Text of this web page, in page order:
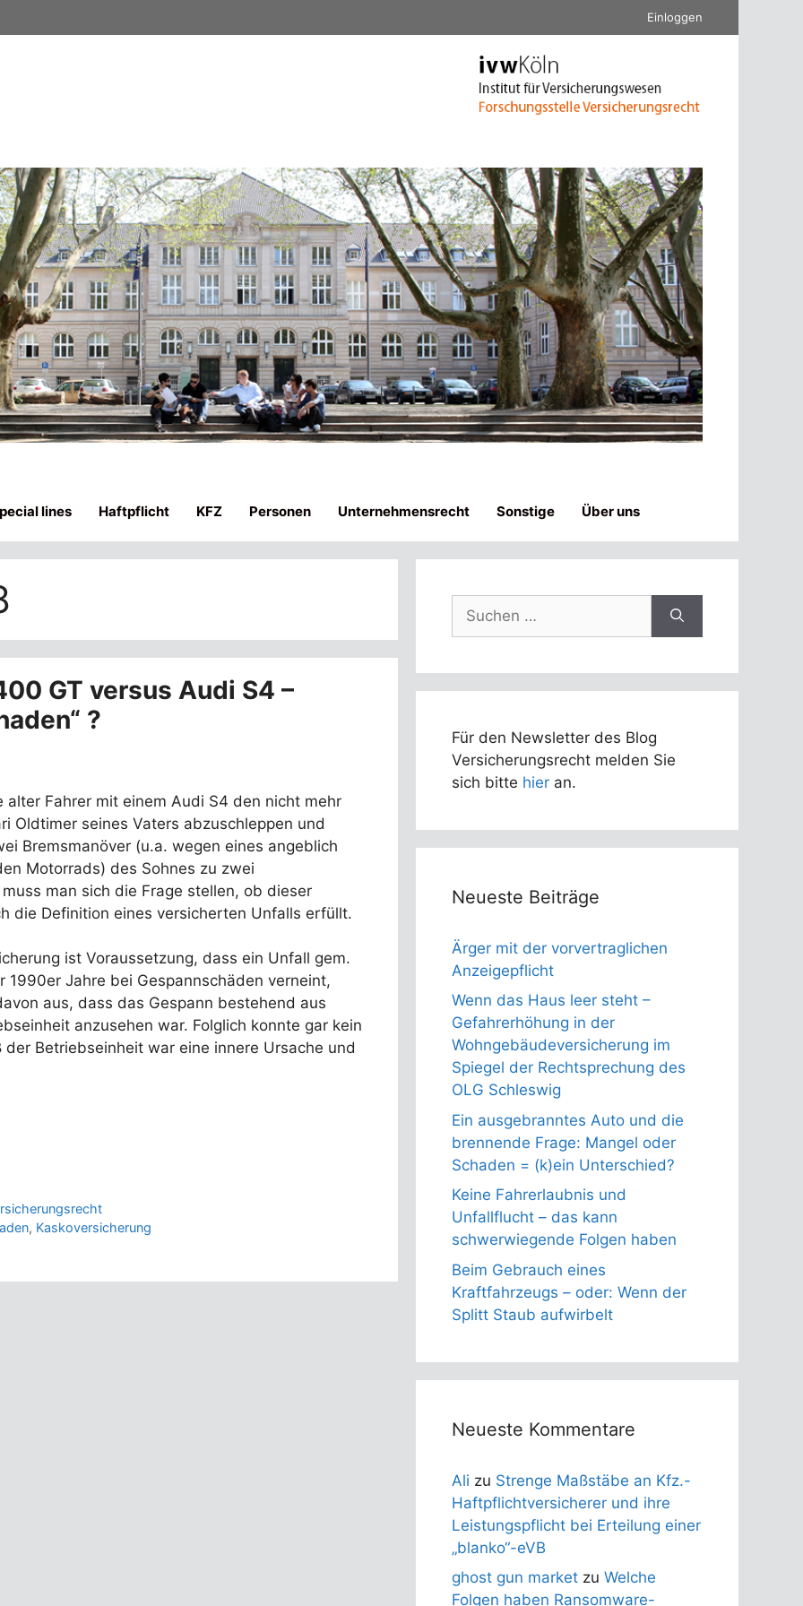
Einloggen
lines Haftpflicht KFZ Personen Unternehmensrecht Sonstige Über uns
GT versus Audi S4 –
?
Fahrer mit einem Audi S4 den nicht mehr
Oldtimer seines Vaters abzuschleppen und
Bremsmanöver (u.a. wegen eines angeblich
Motorrads) des Sohnes zu zwei
man sich die Frage stellen, ob dieser
die Definition eines versicherten Unfalls erfüllt.
ist Voraussetzung, dass ein Unfall gem.
Jahre bei Gespannschäden verneint,
aus, dass das Gespann bestehend aus
anzusehen war. Folglich konnte gar kein
Betriebseinheit war eine innere Ursache und
, Kaskoversicherung
nach:
Für den Newsletter des Blog
Versicherungsrecht melden Sie
sich bitte hier an.
Neueste Beiträge
Ärger mit der vorvertraglichen
Anzeigepflicht
Wenn das Haus leer steht –
Gefahrerhöhung in der
Wohngebäudeversicherung im
Spiegel der Rechtsprechung des
OLG Schleswig
Ein ausgebranntes Auto und die
brennende Frage: Mangel oder
Schaden = (k)ein Unterschied?
Keine Fahrerlaubnis und
Unfallflucht – das kann
schwerwiegende Folgen haben
Beim Gebrauch eines
Kraftfahrzeugs – oder: Wenn der
Splitt Staub aufwirbelt
Neueste Kommentare
Ali zu Strenge Maßstäbe an Kfz.-
Haftpflichtversicherer und ihre
Leistungspflicht bei Erteilung einer
„blanko“-eVB
ghost gun market zu Welche
Folgen haben Ransomware-